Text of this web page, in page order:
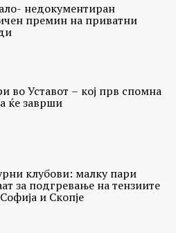
недокументиран
премин на приватни
во Уставот – кој прв спомна
ќе заврши
клубови: малку пари
за подгревање на тензиите
и Скопје